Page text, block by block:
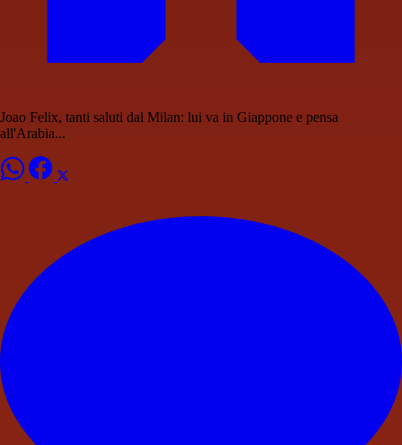
Joao Felix, tanti saluti dal Milan: lui va in Giappone e pensa
all'Arabia...